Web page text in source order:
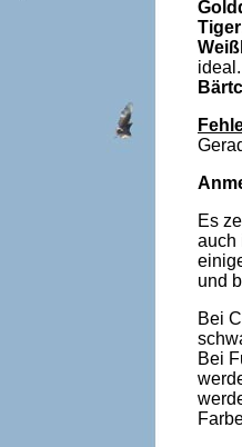
Tiger
Es
auch
und
Bei
Bei